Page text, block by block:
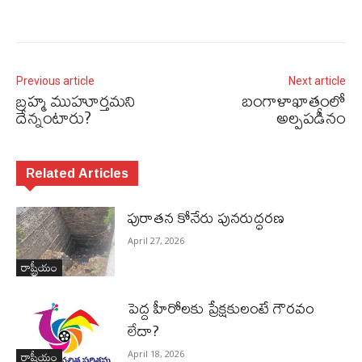
Previous article
బ్రహ్మ ముహూర్తమని
దేన్నంటారు?
Next article
బంగాళాఖాతంలో
అల్పపడీనం
Related Articles
రాష్ట్రీయం
పురాత‌న కోనేరు పున‌రుద్ధ‌ర‌ణ
April 27, 2026
రాష్ట్రీయం
పెద్ద హీరోల‌కు ప్రేక్ష‌కులంటే గౌర‌వం
లేదా?
April 18, 2026